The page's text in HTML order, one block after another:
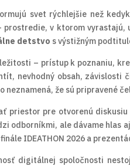
svet rýchlejšie než
v ktorom
detstvo s výstižným
– prístup k poznaniu,
nevhodný obsah,
neznamená, že sú pripravené
priestor pre otvorenú diskusiu
odborníkmi, ale dávame hlas
IDEATHON 2026 a
digitálnej spoločnosti